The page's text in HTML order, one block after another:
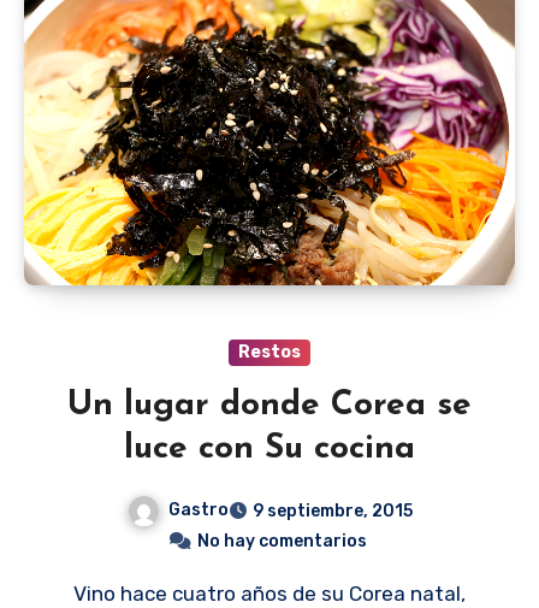
Restos
Un lugar donde Corea se
luce con Su cocina
Gastro
9 septiembre, 2015
No hay comentarios
Vino hace cuatro años de su Corea natal,